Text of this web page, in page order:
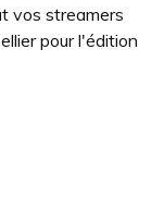
vos streamers
pour l'édition